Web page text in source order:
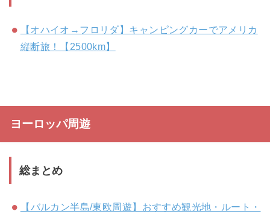
【オハイオ→フロリダ】キャンピングカーでアメリカ
縦断旅！【2500km】
ヨーロッパ周遊
総まとめ
【バルカン半島/東欧周遊】おすすめ観光地・ルート・